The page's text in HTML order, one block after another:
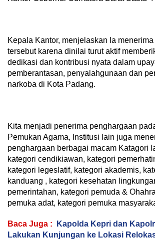
Kepala Kantor, menjelaskan Ia
tersebut karena dinilai turut aktif
dedikasi dan kontribusi nyata dalam
pemberantasan, penyalahgunaan dan
narkoba di Kota Padang.
Kita menjadi penerima penghargaan
Pemukan Agama, Institusi lain juga
penghargaan berbagai macam Katagori
kategori cendikiawan, kategori
kategori legeslatif, kategori akademis,
kanduang , kategori kesehatan
pemerintahan, kategori pemuda &
pemuka adat, kategori pemuka
Baca Juga :
Kapolda Kepri dan
Lakukan Kunjungan ke Lokasi